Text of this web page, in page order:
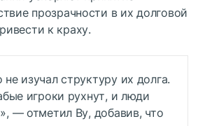
прозрачности в их долговой
к краху.
изучал структуру их долга.
игроки рухнут, и люди
— отметил Ву, добавив, что